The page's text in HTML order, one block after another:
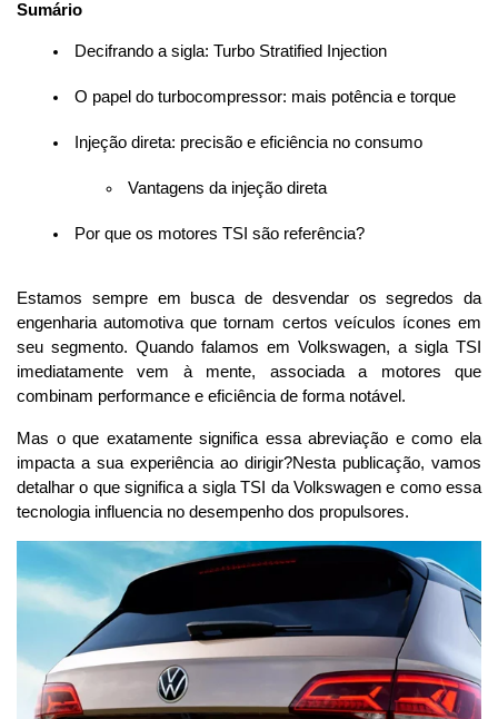
Sumário
Decifrando a sigla: Turbo Stratified Injection
O papel do turbocompressor: mais potência e torque
Injeção direta: precisão e eficiência no consumo
Vantagens da injeção direta
Por que os motores TSI são referência?
Estamos sempre em busca de desvendar os segredos da
engenharia automotiva que tornam certos veículos ícones em
seu segmento. Quando falamos em Volkswagen, a sigla TSI
imediatamente vem à mente, associada a motores que
combinam performance e eficiência de forma notável.
Mas o que exatamente significa essa abreviação e como ela
impacta a sua experiência ao dirigir?Nesta publicação, vamos
detalhar o que significa a sigla TSI da Volkswagen e como essa
tecnologia influencia no desempenho dos propulsores.